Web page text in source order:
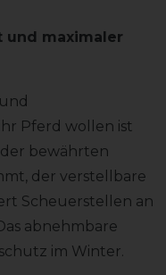
und maximaler
Pferd wollen ist
der bewährten
der verstellbare
Scheuerstellen an
abnehmbare
im Winter.